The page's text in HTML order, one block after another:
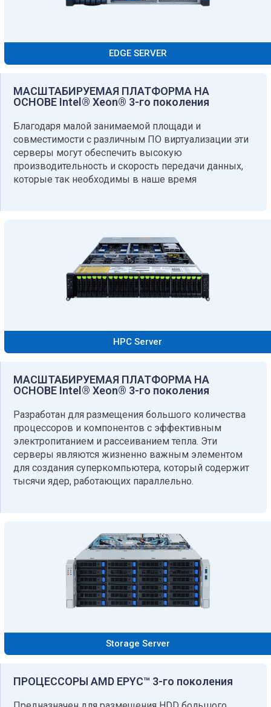
EDGE SERVER
МАСШТАБИРУЕМАЯ ПЛАТФОРМА НА
ОСНОВЕ Intel® Xeon® 3-го поколения​
Благодаря малой занимаемой площади и
совместимости с различным ПО виртуализации эти
серверы могут обеспечить высокую
производительность и скорость передачи данных,
которые так необходимы в наше время
HPC Server
МАСШТАБИРУЕМАЯ ПЛАТФОРМА НА
ОСНОВЕ Intel® Xeon® 3-го поколения​
Разработан для размещения большого количества
процессоров и компонентов с эффективным
электропитанием и рассеиванием тепла. Эти
серверы являются жизненно важным элементом
для создания суперкомпьютера, который содержит
тысячи ядер, работающих параллельно.
Storage Server
ПРОЦЕССОРЫ AMD EPYC™ 3-го поколения